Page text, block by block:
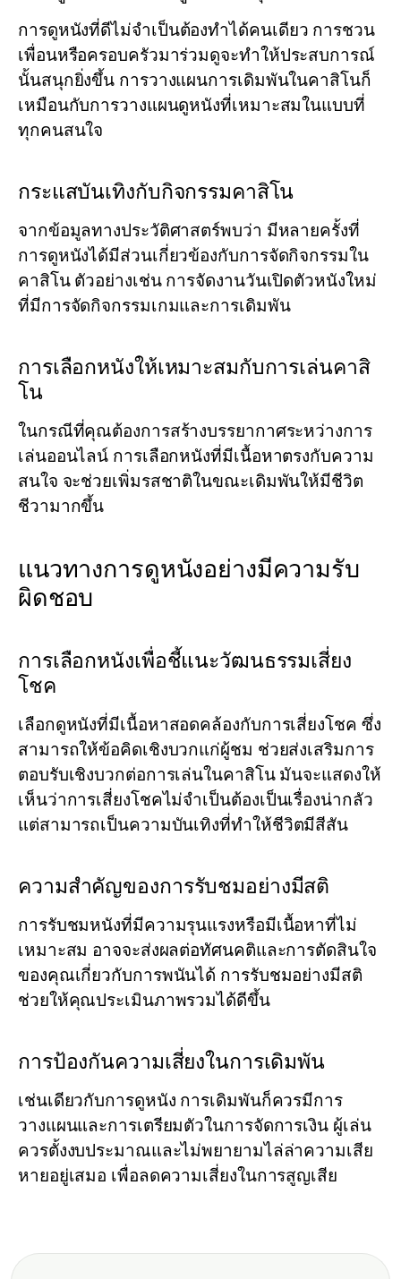
การดูหนังที่ดีไม่จำเป็นต้องทำได้คนเดียว การชวน
เพื่อนหรือครอบครัวมาร่วมดูจะทำให้ประสบการณ์
นั้นสนุกยิ่งขึ้น การวางแผนการเดิมพันในคาสิโนก็
เหมือนกับการวางแผนดูหนังที่เหมาะสมในแบบที่
ทุกคนสนใจ
กระแสบันเทิงกับกิจกรรมคาสิโน
จากข้อมูลทางประวัติศาสตร์พบว่า มีหลายครั้งที่
การดูหนังได้มีส่วนเกี่ยวข้องกับการจัดกิจกรรมใน
คาสิโน ตัวอย่างเช่น การจัดงานวันเปิดตัวหนังใหม่
ที่มีการจัดกิจกรรมเกมและการเดิมพัน
การเลือกหนังให้เหมาะสมกับการเล่นคาสิ
โน
ในกรณีที่คุณต้องการสร้างบรรยากาศระหว่างการ
เล่นออนไลน์ การเลือกหนังที่มีเนื้อหาตรงกับความ
สนใจ จะช่วยเพิ่มรสชาติในขณะเดิมพันให้มีชีวิต
ชีวามากขึ้น
แนวทางการดูหนังอย่างมีความรับ
ผิดชอบ
การเลือกหนังเพื่อชี้แนะวัฒนธรรมเสี่ยง
โชค
เลือกดูหนังที่มีเนื้อหาสอดคล้องกับการเสี่ยงโชค ซึ่ง
สามารถให้ข้อคิดเชิงบวกแก่ผู้ชม ช่วยส่งเสริมการ
ตอบรับเชิงบวกต่อการเล่นในคาสิโน มันจะแสดงให้
เห็นว่าการเสี่ยงโชคไม่จำเป็นต้องเป็นเรื่องน่ากลัว
แต่สามารถเป็นความบันเทิงที่ทำให้ชีวิตมีสีสัน
ความสำคัญของการรับชมอย่างมีสติ
การรับชมหนังที่มีความรุนแรงหรือมีเนื้อหาที่ไม่
เหมาะสม อาจจะส่งผลต่อทัศนคติและการตัดสินใจ
ของคุณเกี่ยวกับการพนันได้ การรับชมอย่างมีสติ
ช่วยให้คุณประเมินภาพรวมได้ดีขึ้น
การป้องกันความเสี่ยงในการเดิมพัน
เช่นเดียวกับการดูหนัง การเดิมพันก็ควรมีการ
วางแผนและการเตรียมตัวในการจัดการเงิน ผู้เล่น
ควรตั้งงบประมาณและไม่พยายามไล่ล่าความเสีย
หายอยู่เสมอ เพื่อลดความเสี่ยงในการสูญเสีย